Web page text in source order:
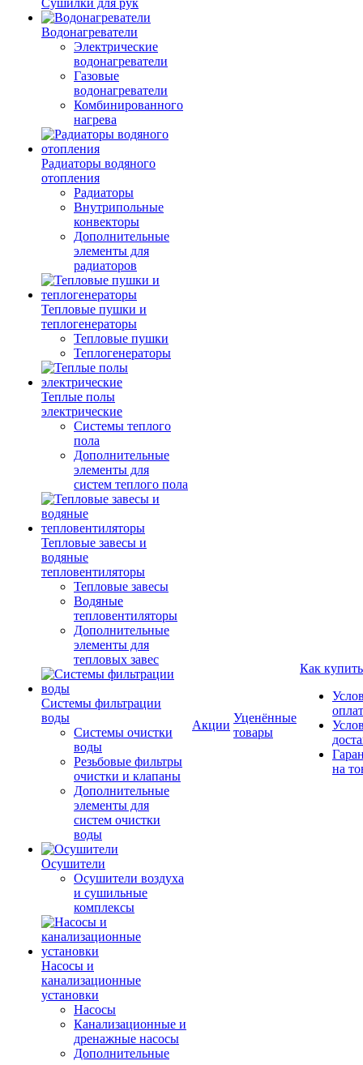
Сушилки для рук
Водонагреватели
Электрические
водонагреватели
Газовые
водонагреватели
Комбинированного
нагрева
Радиаторы водяного
отопления
Радиаторы
Внутрипольные
конвекторы
Дополнительные
элементы для
радиаторов
Тепловые пушки и
теплогенераторы
Тепловые пушки
Теплогенераторы
Теплые полы
электрические
Системы теплого
пола
Дополнительные
элементы для
систем теплого пола
Тепловые завесы и
водяные
тепловентиляторы
Тепловые завесы
Водяные
тепловентиляторы
Дополнительные
элементы для
тепловых завес
Системы фильтрации
воды
Системы очистки
воды
Резьбовые фильтры
очистки и клапаны
Дополнительные
элементы для
систем очистки
воды
Осушители
Осушители воздуха
и сушильные
комплексы
Насосы и
канализационные
установки
Насосы
Канализационные и
дренажные насосы
Дополнительные
Акции
Уценённые
товары
Как купить
на